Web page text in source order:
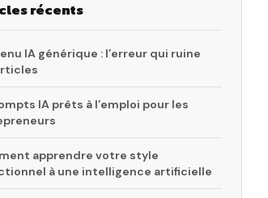
récents
IA générique : l’erreur qui ruine
IA prêts à l’emploi pour les
apprendre votre style
à une intelligence artificielle